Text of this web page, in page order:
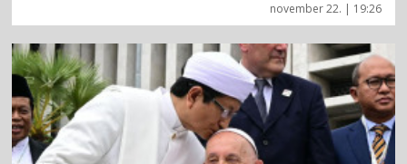
november 22. | 19:26